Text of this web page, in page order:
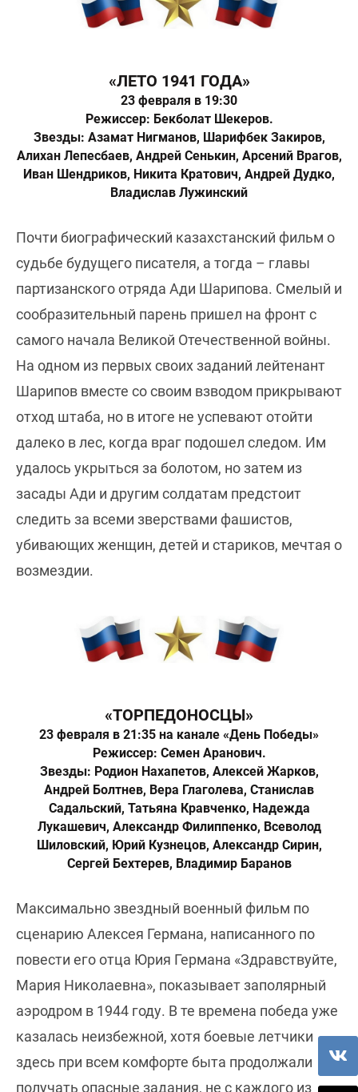
«ЛЕТО 1941 ГОДА»
23 февраля в 19:30
Режиссер: Бекболат Шекеров.
Звезды: Азамат Нигманов, Шарифбек Закиров,
Алихан Лепесбаев, Андрей Сенькин, Арсений Врагов,
Иван Шендриков, Никита Кратович, Андрей Дудко,
Владислав Лужинский
Почти биографический казахстанский фильм о
судьбе будущего писателя, а тогда – главы
партизанского отряда Ади Шарипова. Смелый и
сообразительный парень пришел на фронт с
самого начала Великой Отечественной войны.
На одном из первых своих заданий лейтенант
Шарипов вместе со своим взводом прикрывают
отход штаба, но в итоге не успевают отойти
далеко в лес, когда враг подошел следом. Им
удалось укрыться за болотом, но затем из
засады Ади и другим солдатам предстоит
следить за всеми зверствами фашистов,
убивающих женщин, детей и стариков, мечтая о
возмездии.
«ТОРПЕДОНОСЦЫ»
23 февраля в 21:35 на канале «День Победы»
Режиссер: Семен Аранович.
Звезды: Родион Нахапетов, Алексей Жарков,
Андрей Болтнев, Вера Глаголева, Станислав
Садальский, Татьяна Кравченко, Надежда
Лукашевич, Александр Филиппенко, Всеволод
Шиловский, Юрий Кузнецов, Александр Сирин,
Сергей Бехтерев, Владимир Баранов
Максимально звездный военный фильм по
сценарию Алексея Германа, написанного по
повести его отца Юрия Германа «Здравствуйте,
Мария Николаевна», показывает заполярный
аэродром в 1944 году. В те времена победа уже
казалась неизбежной, хотя боевые летчики
здесь при всем комфорте быта продолжали
получать опасные задания, не с каждого из